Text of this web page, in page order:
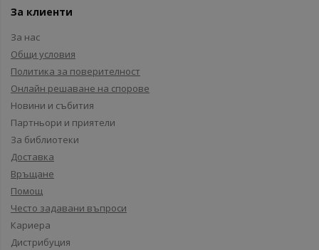
За клиенти
За нас
Общи условия
Политика за поверителност
Онлайн решаване на спорове
Новини и събития
Партньори и приятели
За библиотеки
Доставка
Връщане
Помощ
Често задавани въпроси
Кариера
Дистрибуция